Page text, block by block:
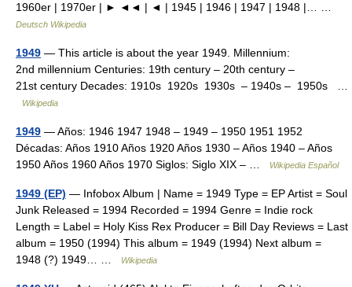
1960er | 1970er | ► ◄◄ | ◄ | 1945 | 1946 | 1947 | 1948 |… …
Deutsch Wikipedia
1949 — This article is about the year 1949. Millennium:
2nd millennium Centuries: 19th century – 20th century –
21st century Decades: 1910s 1920s 1930s – 1940s – 1950s …
Wikipedia
1949 — Años: 1946 1947 1948 – 1949 – 1950 1951 1952
Décadas: Años 1910 Años 1920 Años 1930 – Años 1940 – Años
1950 Años 1960 Años 1970 Siglos: Siglo XIX – …
Wikipedia Español
1949 (EP) — Infobox Album | Name = 1949 Type = EP Artist = Soul
Junk Released = 1994 Recorded = 1994 Genre = Indie rock
Length = Label = Holy Kiss Rex Producer = Bill Day Reviews = Last
album = 1950 (1994) This album = 1949 (1994) Next album =
1948 (?) 1949… …
Wikipedia